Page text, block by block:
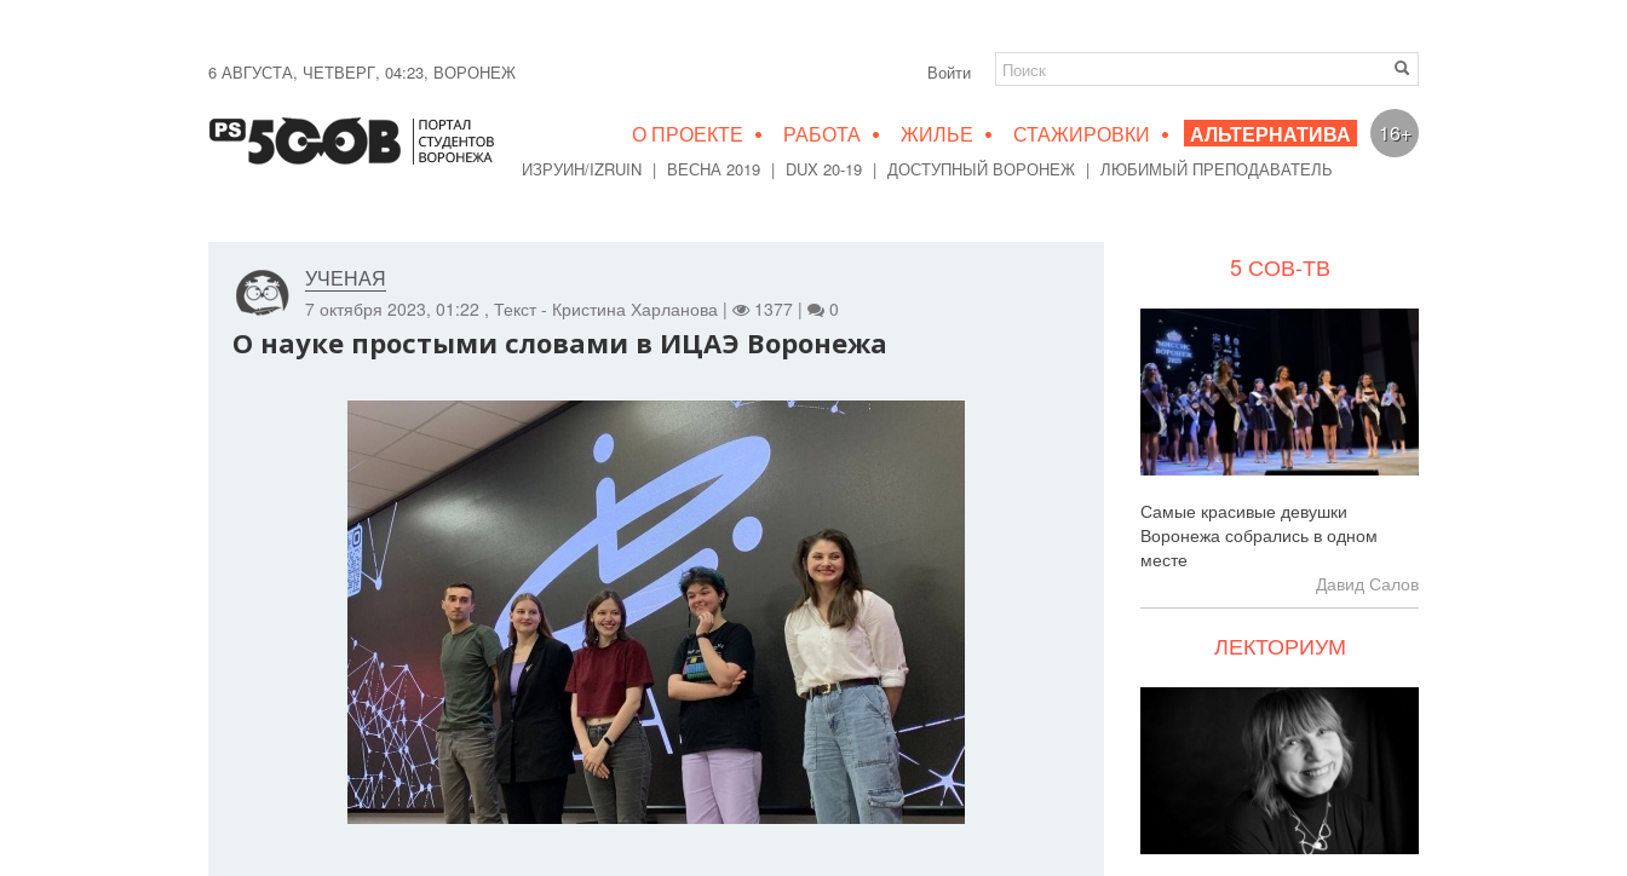
6 АВГУСТА, ЧЕТВЕРГ, 04:23, ВОРОНЕЖ Войти
О ПРОЕКТЕ • РАБОТА • ЖИЛЬЕ • СТАЖИРОВКИ • АЛЬТЕРНАТИВА
ИЗРУИН/IZRUIN | ВЕСНА 2019 | DUX 20-19 | ДОСТУПНЫЙ ВОРОНЕЖ | ЛЮБИМЫЙ ПРЕПОДАВАТЕЛЬ
16+
7 октября 2023, 01:22 , Текст - Кристина Харланова | 1377 | 0
УЧЕНАЯ
О науке простыми словами в ИЦАЭ Воронежа
5 СОВ-ТВ
Самые красивые девушки
Воронежа собрались в одном
месте
Давид Салов
ЛЕКТОРИУМ